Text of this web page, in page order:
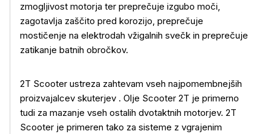
Več o izdelku
zmogljivost motorja ter preprečuje izgubo moči,
zagotavlja zaščito pred korozijo, preprečuje
mostičenje na elektrodah vžigalnih svečk in preprečuje
zatikanje batnih obročkov.
2T Scooter ustreza zahtevam vseh najpomembnejših
proizvajalcev skuterjev . Olje Scooter 2T je primerno
tudi za mazanje vseh ostalih dvotaktnih motorjev. 2T
Scooter je primeren tako za sisteme z vgrajenim